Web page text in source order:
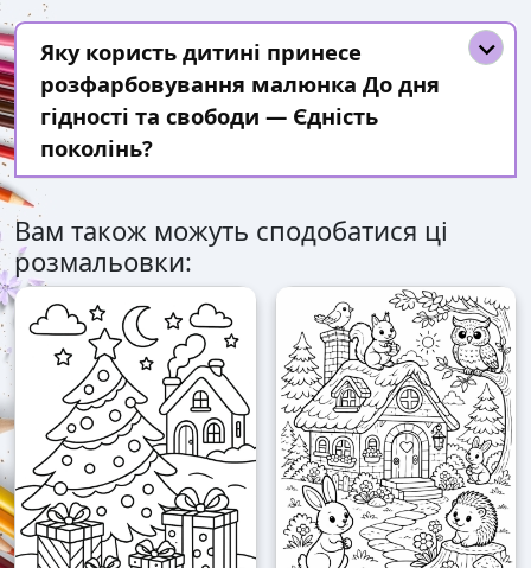
Яку користь дитині принесе
розфарбовування малюнка До дня
гідності та свободи — Єдність
поколінь?
Вам також можуть сподобатися ці
розмальовки: